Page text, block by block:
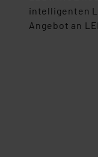
intelligenten
Angebot an